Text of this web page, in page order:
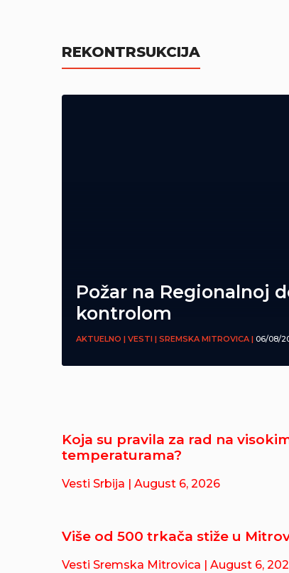
REKONTRSUKCIJA
Požar na Regionalnoj
kontrolom
AKTUELNO | VESTI | SREMSKA MITROVICA | 06/08/
Koja su pravila za rad na
temperaturama?
Vesti Srbija | August 6, 2026
Više od 500 trkača stiže u
Vesti Sremska Mitrovica | August 6,